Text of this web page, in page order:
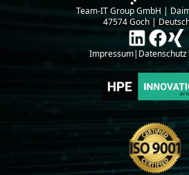
Team-IT Group GmbH |
47574 Goch |
Impressum| Datenschutz|